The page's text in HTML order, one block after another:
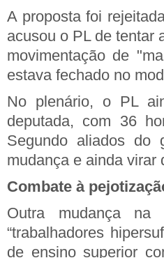
A proposta foi
acusou o PL de tentar
movimentação de
estava fechado no
No plenário, o PL
deputada, com 36
Segundo aliados do
mudança e ainda virar
Combate à
Outra mudança
“trabalhadores
de ensino superior